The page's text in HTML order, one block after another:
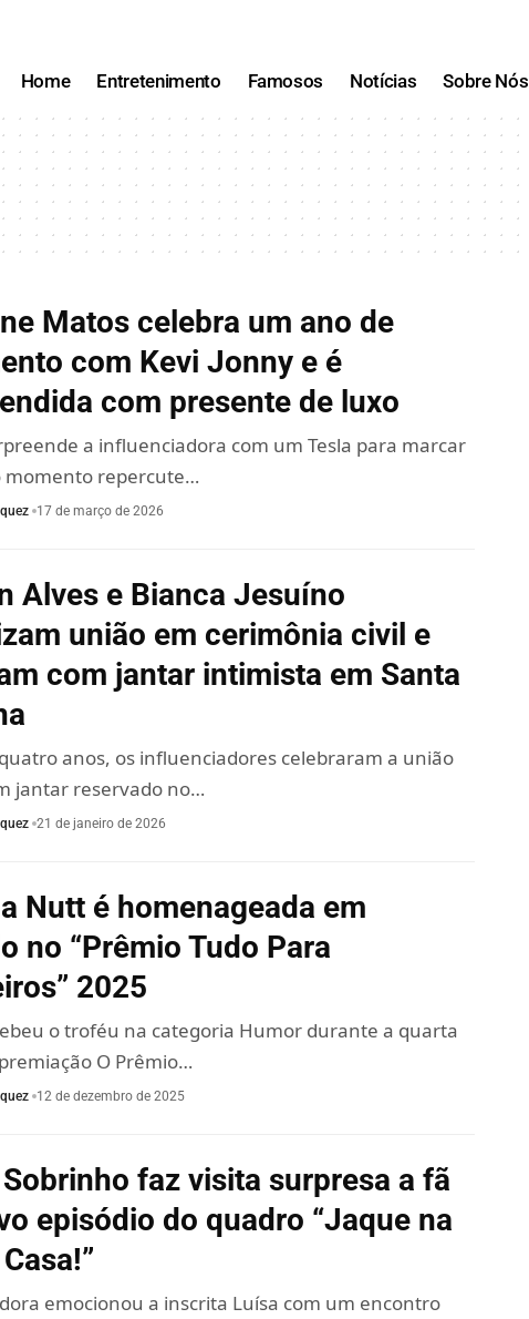
Home Entretenimento Famosos Notícias Sobre Nós
Matos celebra um ano de
com Kevi Jonny e é
com presente de luxo
a influenciadora com um Tesla para marcar
momento repercute…
17 de março de 2026
Alves e Bianca Jesuíno
união em cerimônia civil e
com jantar intimista em Santa
anos, os influenciadores celebraram a união
jantar reservado no…
21 de janeiro de 2026
Nutt é homenageada em
no “Prêmio Tudo Para
2025
o troféu na categoria Humor durante a quarta
O Prêmio…
12 de dezembro de 2025
faz visita surpresa a fã
episódio do quadro “Jaque na
emocionou a inscrita Luísa com um encontro